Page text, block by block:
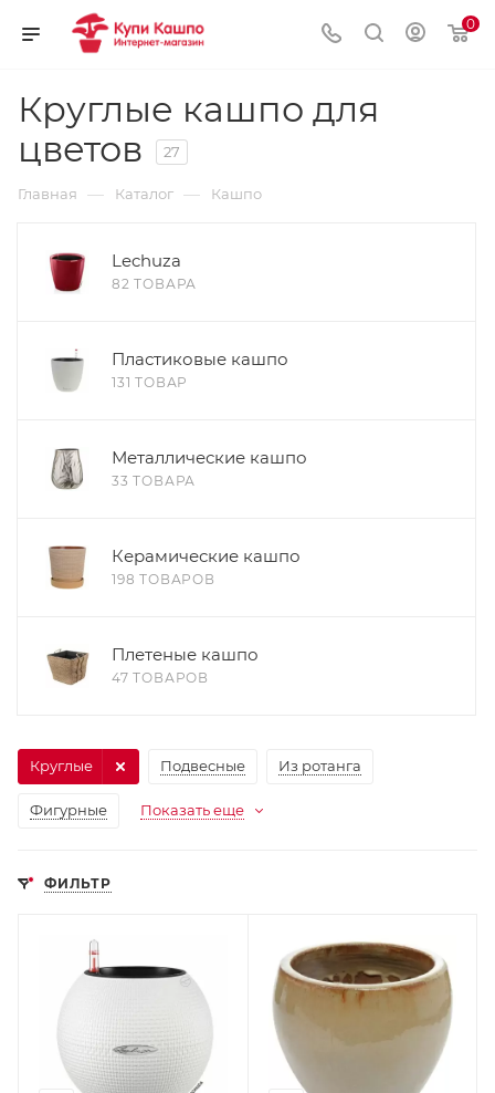
0
Круглые кашпо для
цветов
27
Главная — Каталог — Кашпо
Lechuza
82 ТОВАРА
Пластиковые кашпо
131 ТОВАР
Металлические кашпо
33 ТОВАРА
Керамические кашпо
198 ТОВАРОВ
Плетеные кашпо
47 ТОВАРОВ
Подвесные Из ротанга
Фигурные
Круглые
Показать еще
ФИЛЬТР